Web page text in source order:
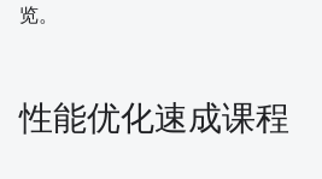
览。
性能优化速成课程